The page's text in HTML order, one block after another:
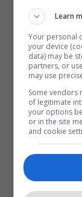
Learn
Your personal
your device
data) may be
partners, or
may use
Some vendors
of legitimate
your options
or in the site
and cookie